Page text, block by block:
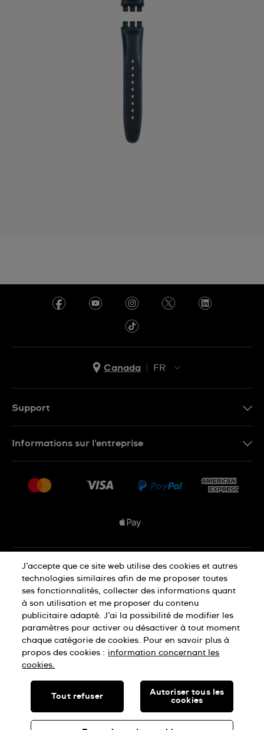
Canada
FR
Support
Conditions De Vente
Informations sur l'entreprise
Nous rejoindre
Déclaration de confidentialité
Déclaration concernant les cookies
Conditions d'utilisation
SWISS MADE
© SWATCH LTD, 2026 TOUS DROITS RÉSERVÉS : MONTRES
J’accepte que ce site web utilise des cookies et autres
technologies similaires afin de me proposer toutes
ses fonctionnalités, collecter des informations quant
à son utilisation et me proposer du contenu
publicitaire adapté. J’ai la possibilité de modifier les
paramètres pour activer ou désactiver à tout moment
chaque catégorie de cookies. Pour en savoir plus à
propos des cookies : information concernant les
cookies.
Tout refuser
Autoriser tous les
cookies